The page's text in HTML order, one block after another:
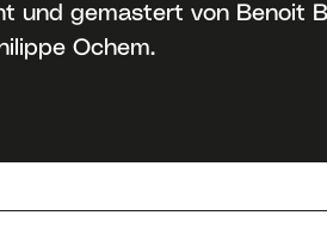
und gemastert von Benoit
Ochem.